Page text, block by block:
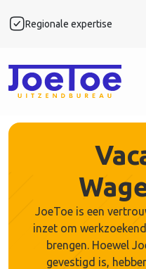
Regionale expertise
JoeToe is een
inzet om
brengen. Hoewel
gevestigd is,